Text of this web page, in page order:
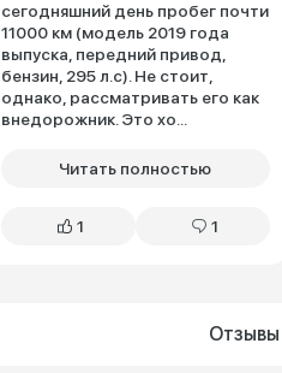
сегодняшний день пробег почти
11000 км (модель 2019 года
выпуска, передний привод,
бензин, 295 л.с). Не стоит,
однако, рассматривать его как
внедорожник. Это хо...
Читать полностью
1 1
Отзывы